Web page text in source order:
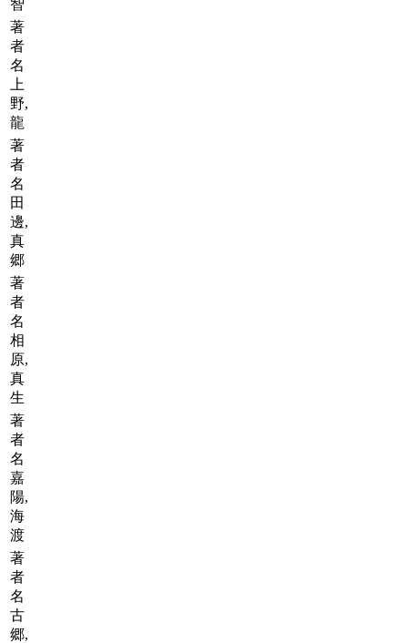
智
著
者
名
上
野,
龍
著
者
名
田
邊,
真
郷
著
者
名
相
原,
真
生
著
者
名
嘉
陽,
海
渡
著
者
名
古
郷,